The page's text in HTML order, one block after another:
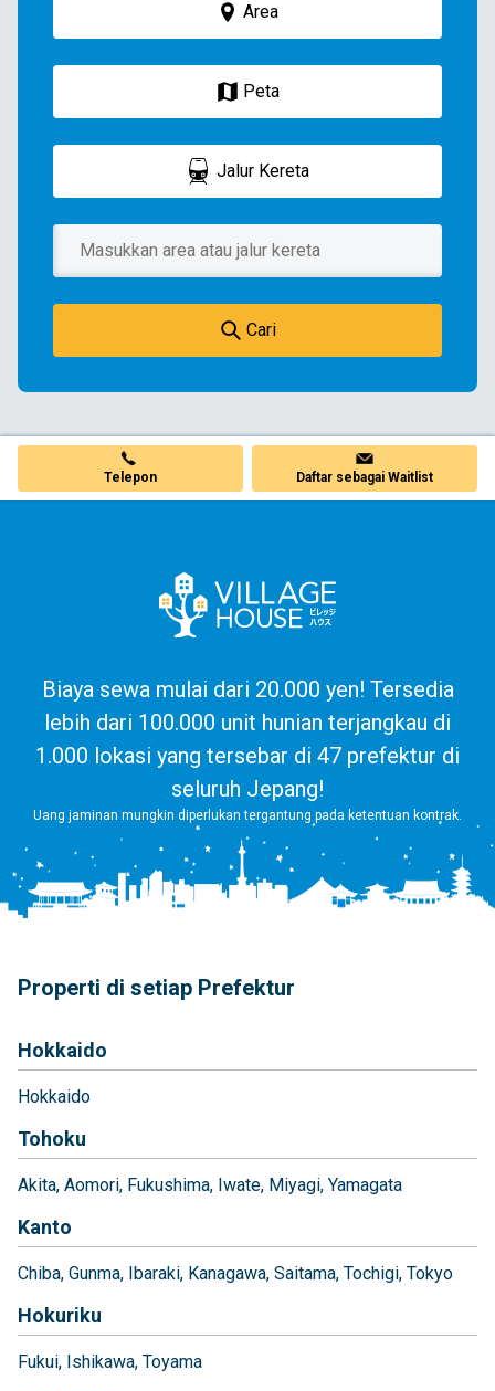
Area
Peta
Jalur Kereta
Cari
Telepon Daftar sebagai Waitlist
Biaya sewa mulai dari 20.000 yen! Tersedia
lebih dari 100.000 unit hunian terjangkau di
1.000 lokasi yang tersebar di 47 prefektur di
seluruh Jepang!
Uang jaminan mungkin diperlukan tergantung pada ketentuan kontrak.
Properti di setiap Prefektur
Hokkaido
Hokkaido
Tohoku
Akita Aomori Fukushima Iwate Miyagi Yamagata
Kanto
Chiba Gunma Ibaraki Kanagawa Saitama Tochigi Tokyo
Hokuriku
Fukui Ishikawa Toyama